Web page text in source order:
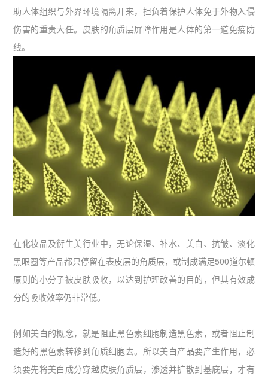
助人体组织与外界环境隔离开来，担负着保护人体免于外物入侵
伤害的重责大任。皮肤的角质层屏障作用是人体的第一道免疫防
线。
在化妆品及衍生美行业中，无论保湿、补水、美白、抗皱、淡化
黑眼圈等产品都只停留在表皮层的角质层，或制成满足500道尔顿
原则的小分子被皮肤吸收，以达到护理改善的目的，但其有效成
分的吸收效率仍非常低。
例如美白的概念，就是阻止黑色素细胞制造黑色素，或者阻止制
造好的黑色素转移到角质细胞去。所以美白产品要产生作用，必
须要先将美白成分穿越皮肤角质层，渗透并扩散到基底层，才有